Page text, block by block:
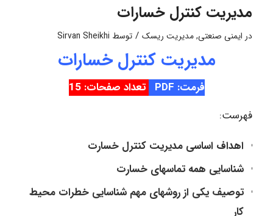
مدیریت کنترل خسارات
در ایمنی صنعتی,مدیریت ریسک / توسط Sirvan Sheikhi
مدیریت کنترل خسارات
فرمت: PDF
تعداد صفحات: 15
فهرست:
اهداف اساسی مدیریت کنترل خسارت
شناسایی همه تماسهای خسارت
توصیف یکی از روشهای مهم شناسایی خطرات محیط
کار